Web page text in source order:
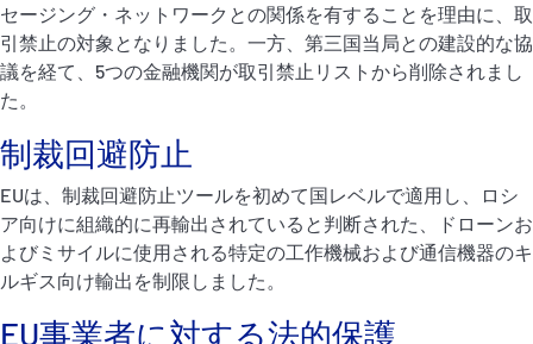
セージング・ネットワークとの関係を有することを理由に、取
引禁止の対象となりました。一方、第三国当局との建設的な協
議を経て、5つの金融機関が取引禁止リストから削除されまし
た。
制裁回避防止
EUは、制裁回避防止ツールを初めて国レベルで適用し、ロシ
ア向けに組織的に再輸出されていると判断された、ドローンお
よびミサイルに使用される特定の工作機械および通信機器のキ
ルギス向け輸出を制限しました。
EU事業者に対する法的保護